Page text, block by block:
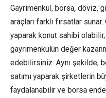
Gayrimenkul, borsa, döviz,
araçları farklı fırsatlar
yaparak konut sahibi
gayrimenkulün değer
edebilirsiniz. Aynı şekilde,
satımı yaparak şirketlerin
faydalanabilir ve borsa